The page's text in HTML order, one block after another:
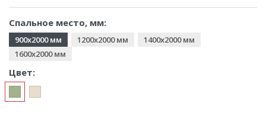
Спальное место, мм:
900x2000 мм 1200x2000 мм
1400x2000 мм
1600x2000 мм
Цвет: